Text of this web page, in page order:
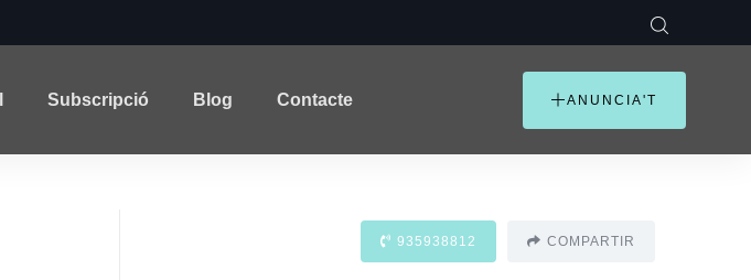
Subscripció Blog Contacte ANUNCIA'T
935938812 COMPARTIR